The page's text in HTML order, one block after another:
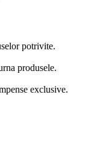
potrivite.
produsele.
exclusive.